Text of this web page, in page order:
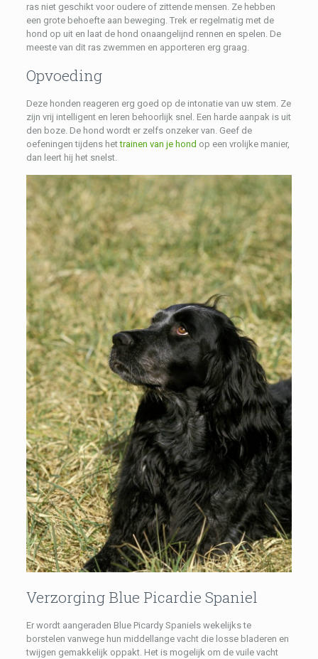
ras niet geschikt voor oudere of zittende mensen. Ze hebben
een grote behoefte aan beweging. Trek er regelmatig met de
hond op uit en laat de hond onaangelijnd rennen en spelen. De
meeste van dit ras zwemmen en apporteren erg graag.
Opvoeding
Deze honden reageren erg goed op de intonatie van uw stem. Ze
zijn vrij intelligent en leren behoorlijk snel. Een harde aanpak is uit
den boze. De hond wordt er zelfs onzeker van. Geef de
oefeningen tijdens hettrainen van je hond op een vrolijke manier,
dan leert hij het snelst.
Verzorging Blue Picardie Spaniel
Er wordt aangeraden Blue Picardy Spaniels wekelijks te
borstelen vanwege hun middellange vacht die losse bladeren en
twijgen gemakkelijk oppakt. Het is mogelijk om de vuile vacht